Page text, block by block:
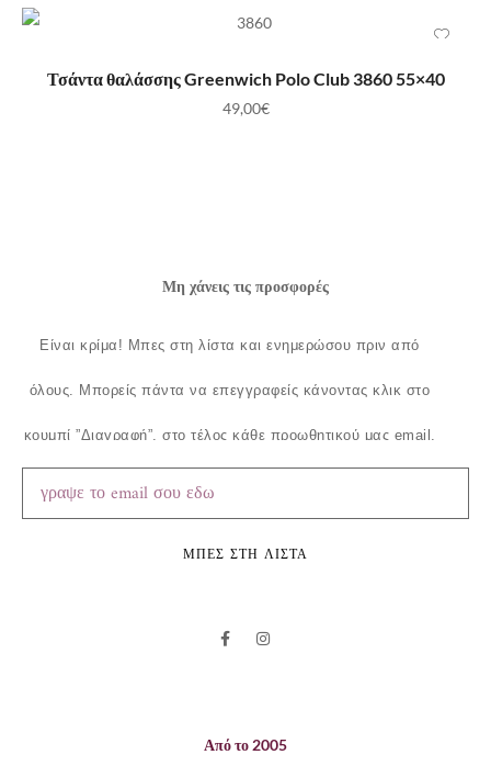
ΠΡΟΣΘΉΚΗ ΣΤΟ ΚΑΛΆΘΙ
Τσάντα θαλάσσης Greenwich Polo Club 3860 55×40
49,00€
Μη χάνεις τις προσφορές
Είναι κρίμα! Μπες στη λίστα και ενημερώσου πριν από
όλους. Μπορείς πάντα να επεγγραφείς κάνοντας κλικ στο
κουμπί ”Διαγραφή”, στο τέλος κάθε προωθητικού μας email.
ΜΠΕΣ ΣΤΗ ΛΙΣΤΑ
Από το 2005